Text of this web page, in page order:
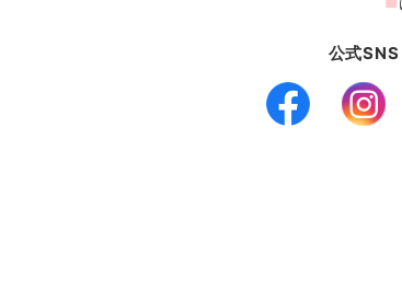
公式SNS